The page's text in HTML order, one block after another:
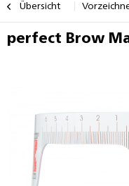
Übersicht
perfect Brow